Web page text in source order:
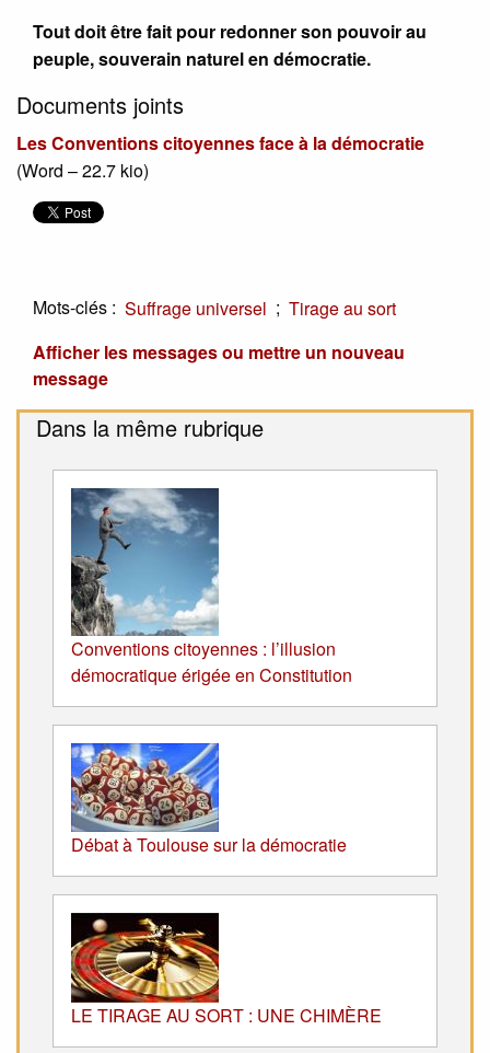
Tout doit être fait pour redonner son pouvoir au
peuple, souverain naturel en démocratie.
Documents joints
Les Conventions citoyennes face à la démocratie
(Word – 22.7 kio)
Mots-clés : Suffrage universel ; Tirage au sort
Afficher les messages ou mettre un nouveau
message
Dans la même rubrique
Conventions citoyennes : l’illusion
démocratique érigée en Constitution
Débat à Toulouse sur la démocratie
LE TIRAGE AU SORT : UNE CHIMÈRE